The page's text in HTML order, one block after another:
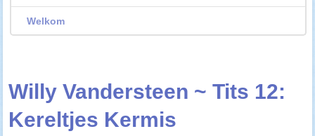
Welkom
Willy Vandersteen ~ Tits 12:
Kereltjes Kermis